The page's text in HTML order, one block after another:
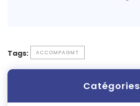
Tags: ACCOMPAGMT
Catégories